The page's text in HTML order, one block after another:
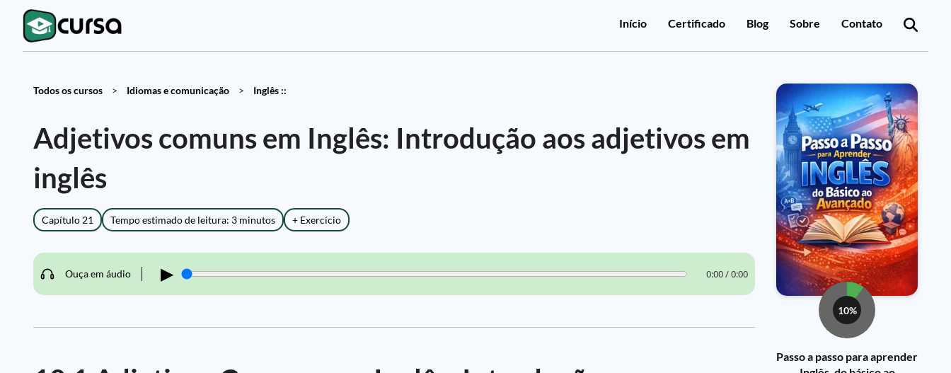
Início Certificado Blog Sobre Contato
Todos os cursos > Idiomas e comunicação > Inglês ::
Adjetivos comuns em Inglês: Introdução aos adjetivos em
inglês
Capítulo 21 Tempo estimado de leitura: 3 minutos + Exercício
Ouça em áudio ▶ 0:00 / 0:00
10%
Passo a passo para aprender